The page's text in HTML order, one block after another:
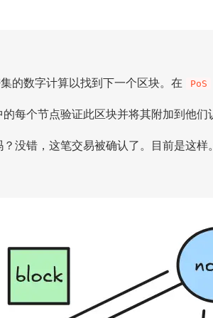
的数字计算以找到下一个区块。在 PoS
每个节点验证此区块并将其附加到他
没错，这笔交易被确认了。目前是这